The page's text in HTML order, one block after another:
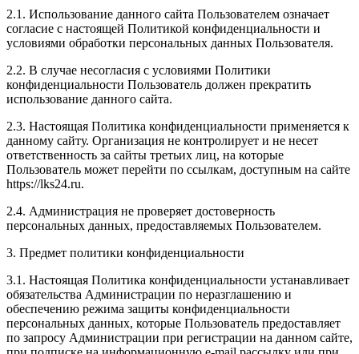
2.1. Использование данного сайта Пользователем означает
согласие с настоящей Политикой конфиденциальности и
условиями обработки персональных данных Пользователя.
2.2. В случае несогласия с условиями Политики
конфиденциальности Пользователь должен прекратить
использование данного сайта.
2.3. Настоящая Политика конфиденциальности применяется к
данному сайту. Организация не контролирует и не несет
ответственность за сайты третьих лиц, на которые
Пользователь может перейти по ссылкам, доступным на сайте
https://lks24.ru.
2.4. Администрация не проверяет достоверность
персональных данных, предоставляемых Пользователем.
3. Предмет политики конфиденциальности
3.1. Настоящая Политика конфиденциальности устанавливает
обязательства Администрации по неразглашению и
обеспечению режима защиты конфиденциальности
персональных данных, которые Пользователь предоставляет
по запросу Администрации при регистрации на данном сайте,